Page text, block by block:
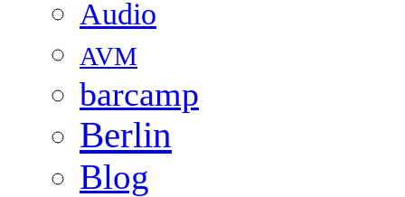
Audio
AVM
barcamp
Berlin
Blog